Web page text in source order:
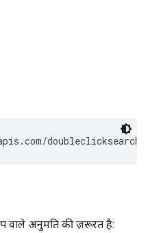
वाले अनुमति की ज़रूरत है: